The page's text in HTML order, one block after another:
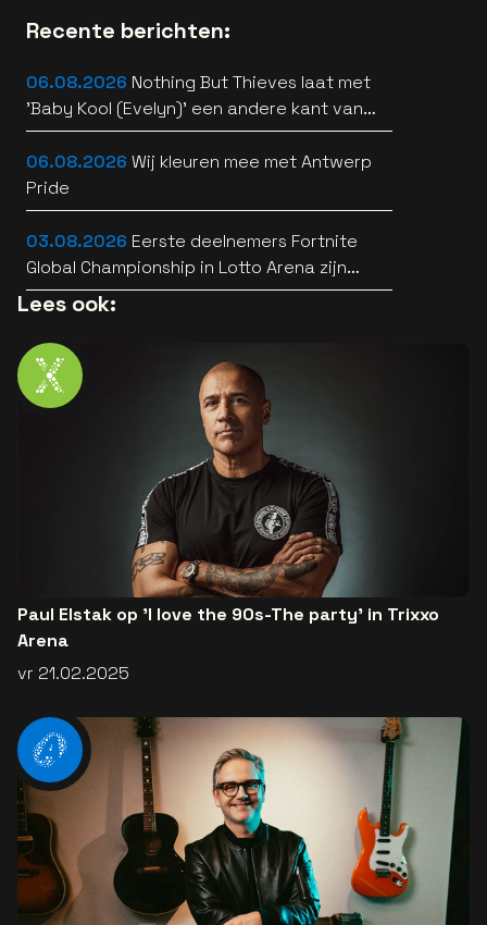
Recente berichten:
06.08.2026 Nothing But Thieves laat met
'Baby Kool (Evelyn)' een andere kant van
zich horen [video]
06.08.2026 Wij kleuren mee met Antwerp
Pride
03.08.2026 Eerste deelnemers Fortnite
Global Championship in Lotto Arena zijn
bekend
Lees ook:
Paul Elstak op 'I love the 90s-The party' in Trixxo
Arena
vr 21.02.2025